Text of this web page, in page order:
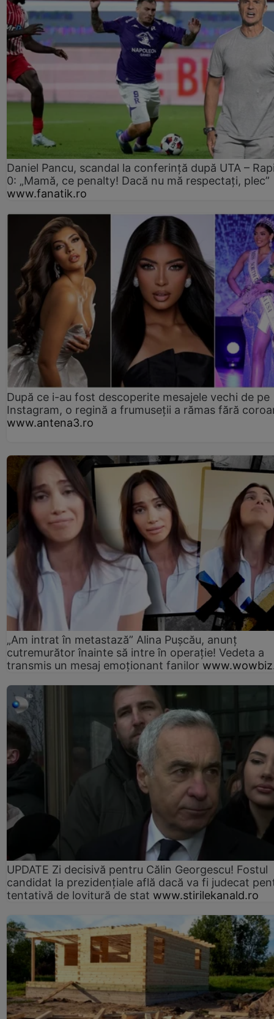
Daniel Pancu, scandal la conferință după UTA –
0: „Mamă, ce penalty! Dacă nu mă respectați, plec”
www.fanatik.ro
După ce i-au fost descoperite mesajele vechi de pe
Instagram, o regină a frumuseții a rămas fără
www.antena3.ro
„Am intrat în metastază” Alina Pușcău, anunț
cutremurător înainte să intre în operație! Vedeta a
transmis un mesaj emoționant fanilor
UPDATE Zi decisivă pentru Călin Georgescu! Fostul
candidat la prezidențiale află dacă va fi judecat
tentativă de lovitură de stat www.stirilekanald.ro